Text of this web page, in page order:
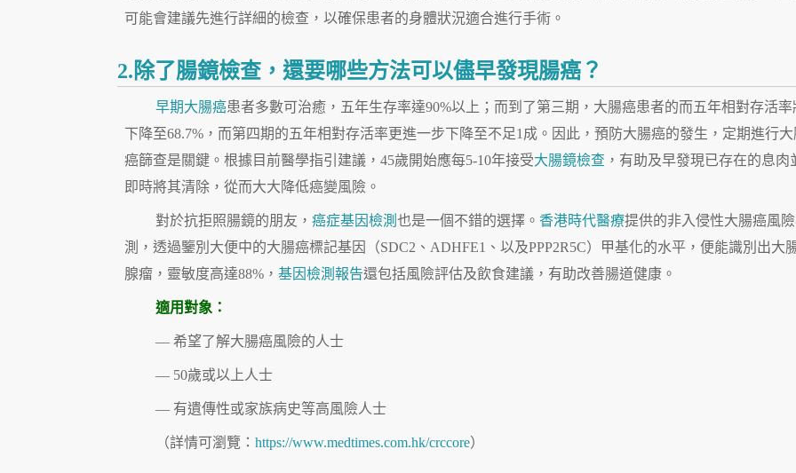
可能會建議先進行詳細的檢查，以確保患者的身體狀況適合進行手術。
2.除了腸鏡檢查，還要哪些方法可以儘早發現腸癌？
早期大腸癌患者多數可治癒，五年生存率達90%以上；而到了第三期，大腸癌患者的而五年相對存活率
下降至68.7%，而第四期的五年相對存活率更進一步下降至不足1成。因此，預防大腸癌的發生，定期進行大
癌篩查是關鍵。根據目前醫學指引建議，45歲開始應每5-10年接受大腸鏡檢查 ，有助及早發現已存在的息肉
即時將其清除，從而大大降低癌變風險。
對於抗拒照腸鏡的朋友， 癌症基因檢測 也是一個不錯的選擇。 香港時代醫療提供的非入侵性大腸癌風
測，透過鑒別大便中的大腸癌標記基因（SDC2、ADHFE1、以及PPP2R5C）甲基化的水平，便能識別出大
腺瘤，靈敏度高達88%， 基因檢測報告還包括風險評估及飲食建議，有助改善腸道健康。
適用對象：
— 希望了解大腸癌風險的人士
— 50歲或以上人士
— 有遺傳性或家族病史等高風險人士
（詳情可瀏覽： https://www.medtimes.com.hk/crccore）